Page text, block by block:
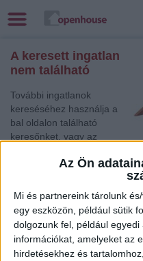
Az Ön
Mi és partnereink tárolunk
egy eszközön, például sütik
dolgozunk fel, például
információkat, amelyeket az
hirdetésekhez és
A keresett ingatlan
nem található
További ingatlanok
kereséséhez használja a
bal oldalon található
keresőnket, vagy az
Családi ház
Miskolc, Eladó Családi ház
Szolnok, Eladó Családi ház
Keszthely, Eladó Családi